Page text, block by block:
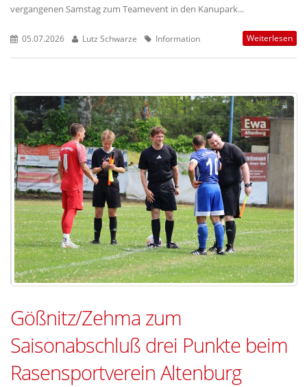
vergangenen Samstag zum Teamevent in den Kanupark...
05.07.2026 Lutz Schwarze Information Weiterlesen
Gößnitz/Zehma zum
Saisonabschluß drei Punkte beim
Rasensportverein Altenburg